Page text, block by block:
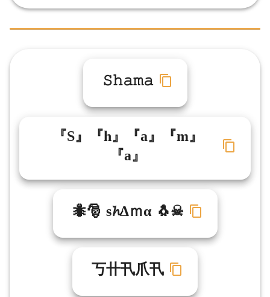
𝚂𝚑𝚊𝚖𝚊
『S』『h』『a』『m』
『a』
🐜🎅 ѕ𝓱Δｍα 🐧☠
丂卄卂爪卂